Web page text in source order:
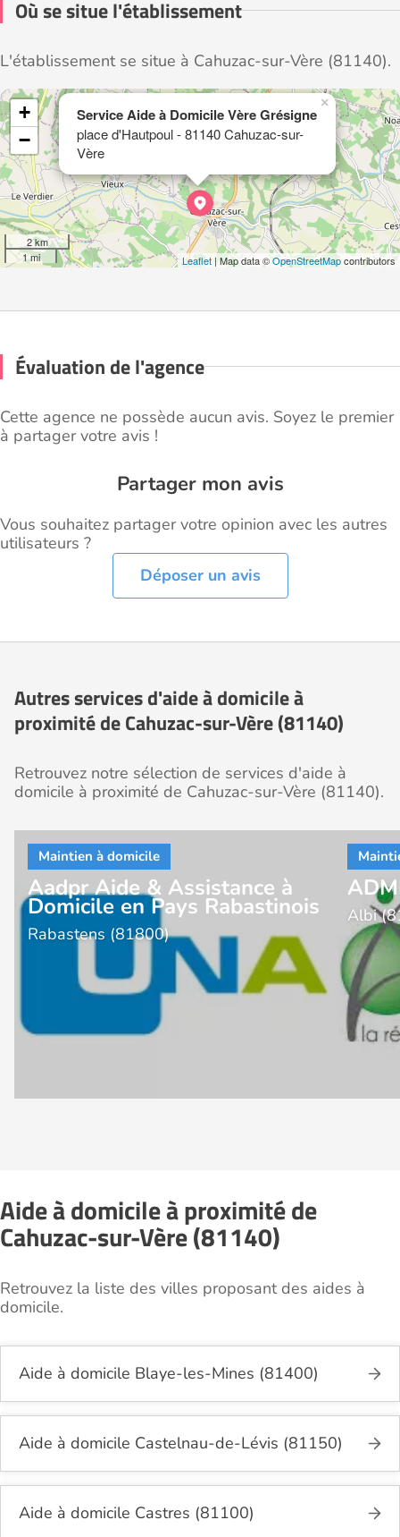
Où se situe l'établissement
L'établissement se situe à Cahuzac-sur-Vère (81140).
Service Aide à Domicile Vère Grésigne
place d'Hautpoul - 81140 Cahuzac-sur-
Vère
×
+
−
2 km
1 mi
Leaflet | Map data ©OpenStreetMapcontributors
Évaluation de l'agence
Cette agence ne possède aucun avis. Soyez le premier
à partager votre avis !
Partager mon avis
Vous souhaitez partager votre opinion avec les autres
utilisateurs ?
Déposer un avis
Autres services d'aide à domicile à
proximité de Cahuzac-sur-Vère (81140)
Retrouvez notre sélection de services d'aide à
domicile à proximité de Cahuzac-sur-Vère (81140).
Aadpr Aide & Assistance à
Domicile en Pays Rabastinois
Rabastens (81800)
Albi
Aide à domicile à proximité de
Cahuzac-sur-Vère (81140)
Retrouvez la liste des villes proposant des aides à
domicile.
Aide à domicile Blaye-les-Mines (81400)
Aide à domicile Castelnau-de-Lévis (81150)
Aide à domicile Castres (81100)